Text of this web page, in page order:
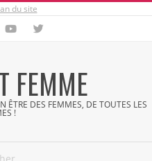
du site
FEMME
ÊTRE DES FEMMES, DE TOUTES LES
!